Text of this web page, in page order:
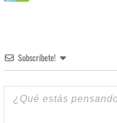
Subscríbete!